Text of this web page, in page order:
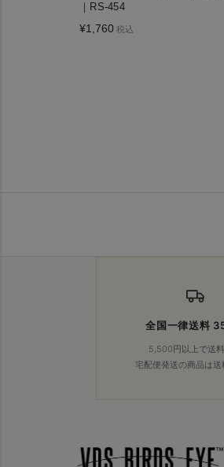
｜RS-454
¥1,760 税込
全国一律送料
5,500円以上で送
宅配便発送の商品は